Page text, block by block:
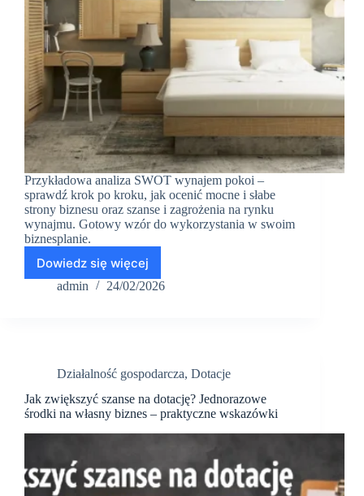
Przykładowa analiza SWOT wynajem pokoi –
sprawdź krok po kroku, jak ocenić mocne i słabe
strony biznesu oraz szanse i zagrożenia na rynku
wynajmu. Gotowy wzór do wykorzystania w swoim
biznesplanie.
Dowiedz się więcej
Przykładowa
analiza
admin 24/02/2026
Działalność gospodarcza, Dotacje
Jak zwiększyć szanse na dotację? Jednorazowe
środki na własny biznes – praktyczne wskazówki